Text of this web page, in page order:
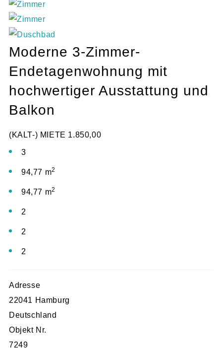
Moderne 3-Zimmer-
Endetagenwohnung mit
hochwertiger Ausstattung und
Balkon
(KALT-) MIETE 1.850,00
3
94,77 m2
94,77 m2
2
2
2
Adresse
22041 Hamburg
Deutschland
Objekt Nr.
7249